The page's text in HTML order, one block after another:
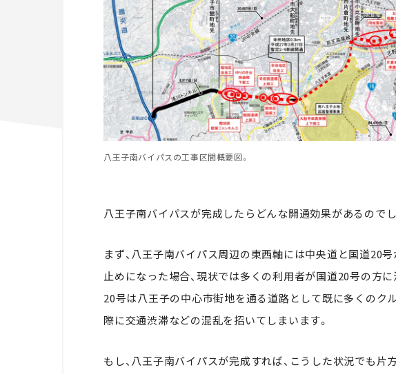
八王子南バイパスの工事区間概要図。
八王子南バイパスが完成したらどんな開通効果があるのでし
まず、八王子南バイパス周辺の東西軸には中央道と国道20
止めになった場合、現状では多くの利用者が国道20号の方
20号は八王子の中心市街地を通る道路として既に多くのク
際に交通渋滞などの混乱を招いてしまいます。
もし、八王子南バイパスが完成すれば、こうした状況でも